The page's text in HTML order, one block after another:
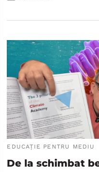
EDUCAȚIE PENTRU MEDIU
De la schimbat